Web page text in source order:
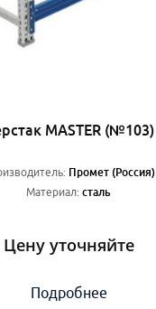
MASTER (№103)
Промет (Россия)
Материал: сталь
Цену уточняйте
Подробнее